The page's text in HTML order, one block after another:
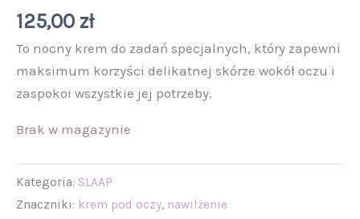
125,00 zł
To nocny krem do zadań specjalnych, który zapewni
maksimum korzyści delikatnej skórze wokół oczu i
zaspokoi wszystkie jej potrzeby.
Brak w magazynie
Kategoria: SLAAP
Znaczniki: krem pod oczy, nawilżenie